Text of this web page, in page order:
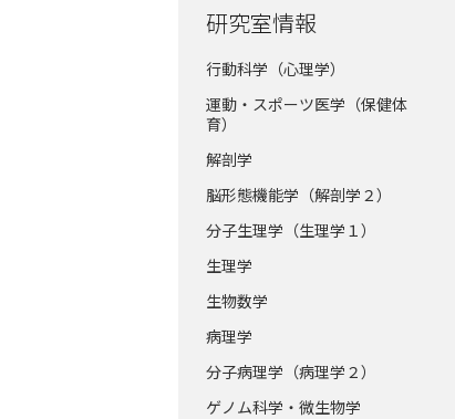
研究室情報
行動科学（心理学）
運動・スポーツ医学（保健体
育）
解剖学
脳形態機能学（解剖学２）
分子生理学（生理学１）
生理学
生物数学
病理学
分子病理学（病理学２）
ゲノム科学・微生物学